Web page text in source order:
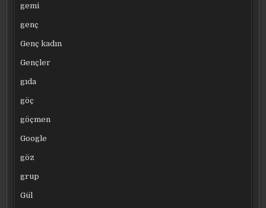
gemi
genç
Genç kadın
Gençler
gıda
göç
göçmen
Google
göz
grup
Gül